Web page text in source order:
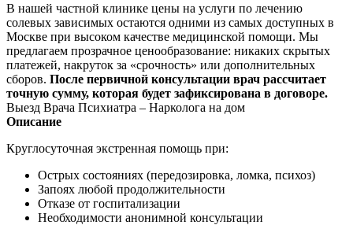
В нашей частной клинике цены на услуги по лечению
солевых зависимых остаются одними из самых доступных в
Москве при высоком качестве медицинской помощи. Мы
предлагаем прозрачное ценообразование: никаких скрытых
платежей, накруток за «срочность» или дополнительных
сборов. После первичной консультации врач рассчитает
точную сумму, которая будет зафиксирована в договоре.
Выезд Врача Психиатра – Нарколога на дом
Описание
Круглосуточная экстренная помощь при:
Острых состояниях (передозировка, ломка, психоз)
Запоях любой продолжительности
Отказе от госпитализации
Необходимости анонимной консультации